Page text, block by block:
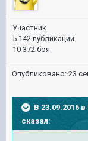
Участник
5 142 публикации
10 372 боя
Опубликовано: 23
В 23.09.2016
сказал: